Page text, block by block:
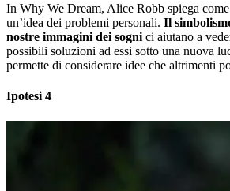
In Why We Dream, Alice Robb spiega
un’idea dei problemi personali. Il
nostre immagini dei sogni ci aiutano a
possibili soluzioni ad essi sotto una nuova
permette di considerare idee che altrimenti
Ipotesi 4